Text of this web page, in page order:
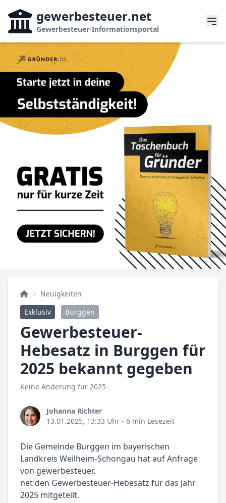
gewerbesteuer.net
Gewerbesteuer-Informationsportal
Neuigkeiten
Exklusiv
Burggen
Gewerbesteuer-
Hebesatz in Burggen für
2025 bekannt gegeben
Keine Änderung für 2025
Johanna Richter
13.01.2025, 13:33 Uhr - 6 min Lesezeit
Die Gemeinde Burggen im bayerischen
Landkreis Weilheim-Schongau hat auf Anfrage
von gewerbesteuer.
net den Gewerbesteuer-Hebesatz für das Jahr
2025 mitgeteilt.